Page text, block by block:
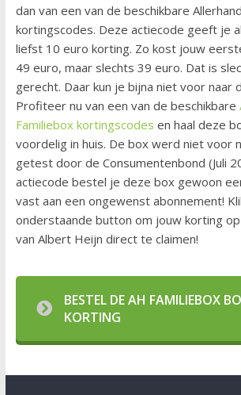
dan van een van de beschikbare
kortingscodes. Deze actiecode geeft je
liefst 10 euro korting. Zo kost jouw
49 euro, maar slechts 39 euro. Dat is
gerecht. Daar kun je bijna niet voor naar
Profiteer nu van een van de beschikbare
Familiebox kortingscodes en haal deze
voordelig in huis. De box werd niet voor
getest door de Consumentenbond (Juli
actiecode bestel je deze box gewoon
vast aan een ongewenst abonnement!
onderstaande button om jouw korting
van Albert Heijn direct te claimen!
BESTEL DE AH FAMILIEBOX
KORTING